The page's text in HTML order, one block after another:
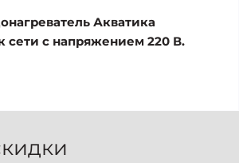
Акватика
сети с напряжением 220 В.